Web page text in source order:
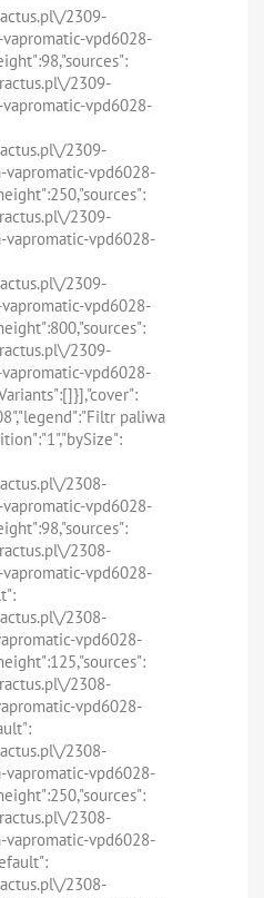
2309-
vpd6028-
2309-
vpd6028-
2309-
vpd6028-
2309-
vpd6028-
2309-
vpd6028-
2309-
vpd6028-
paliwa
2308-
vpd6028-
2308-
vpd6028-
2308-
vpd6028-
2308-
vpd6028-
2308-
vpd6028-
2308-
vpd6028-
2308-